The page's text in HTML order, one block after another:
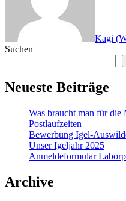
Kagi
Suchen
Neueste Beiträge
Was braucht man für die
Postlaufzeiten
Bewerbung Igel-
Unser Igeljahr 2025
Anmeldeformular
Archive